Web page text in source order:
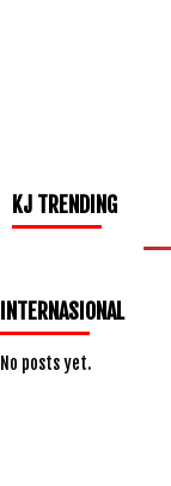
KJ TRENDING
INTERNASIONAL
No posts yet.